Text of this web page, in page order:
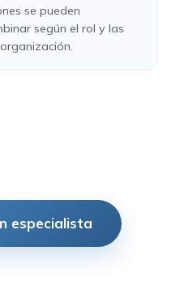
se pueden
según el rol y las
especialista